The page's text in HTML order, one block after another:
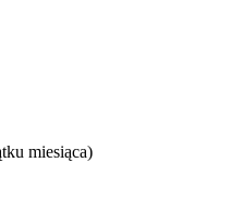
miesiąca)